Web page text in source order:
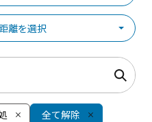
離を選択
全て解除